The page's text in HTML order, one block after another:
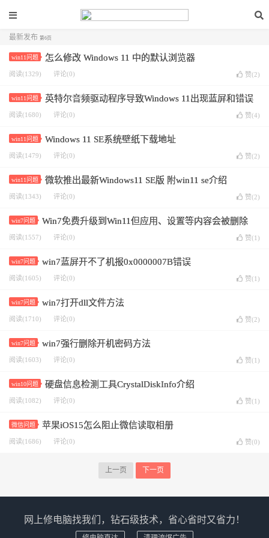
最新发布 第6页
win11问题 怎么修改 Windows 11 中的默认浏览器
阅读(1329) 评论(0) 赞(2)
win11问题 英特尔音频驱动程序导致Windows 11出现蓝屏和错误
阅读(1680) 评论(0) 赞(4)
win11问题 Windows 11 SE系统壁纸下载地址
阅读(1479) 评论(0) 赞(2)
win11问题 微软推出最新Windows11 SE版 附win11 se介绍
阅读(1343) 评论(0) 赞(2)
win7问题 Win7免费升级到Win11但应用、设置等内容会被删除
阅读(1557) 评论(0) 赞(1 )
win7问题 win7蓝屏开不了机报0x0000007B错误
阅读(1605) 评论(0) 赞(1 )
win7问题 win7打开dll文件方法
阅读(1710) 评论(0) 赞(2)
win7问题 win7强行删除开机密码方法
阅读(1603) 评论(0) 赞(1 )
win10问题 硬盘信息检测工具CrystalDiskInfo介绍
阅读(1082) 评论(0) 赞(1 )
微信问题 苹果iOS15怎么阻止微信读取相册
阅读(1686) 评论(0) 赞(0)
上一页 下一页
网上修电脑找我们，钻石级技术，省心省时又省力！